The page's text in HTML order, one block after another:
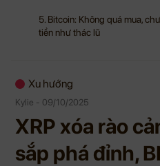
5. Bitcoin: Không quá mua,
tiền như thác lũ
Xu hướng
Kylie - 09/10/2025
XRP xóa rào
sắp phá đỉnh,